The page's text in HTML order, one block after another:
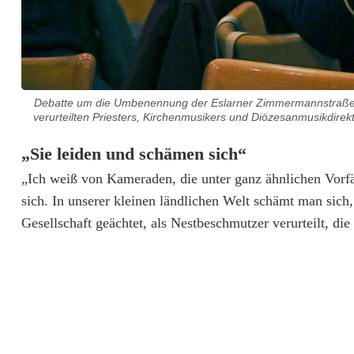
Debatte um die Umbenennung der Eslarner
verurteilten Priesters, Kirchenmusikers und
„Sie leiden und schämen sich“
„Ich weiß von Kameraden, die unter ganz ähnlichen
sich. In unserer kleinen ländlichen Welt schämt man
Gesellschaft geächtet, als Nestbeschmutzer verurteilt,